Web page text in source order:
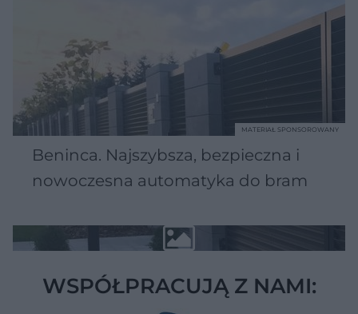
Beninca. Najszybsza, bezpieczna i
nowoczesna automatyka do bram
MATERIAŁ SPONSOROWANY
WSPÓŁPRACUJĄ Z NAMI: